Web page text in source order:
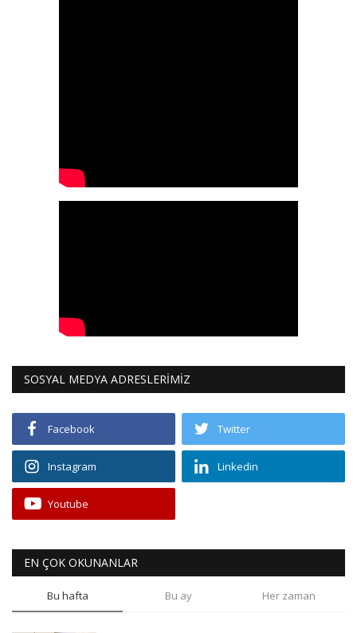
SOSYAL MEDYA ADRESLERİMİZ
Facebook Twitter
Instagram Linkedin
Youtube
EN ÇOK OKUNANLAR
Bu hafta Bu ay Her zaman